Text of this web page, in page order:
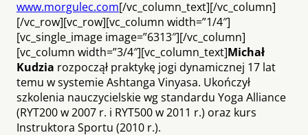
www.morgulec.com[/vc_column_text][/vc_column]
[/vc_row][vc_row][vc_column width=”1/4″]
[vc_single_image image=”6313″][/vc_column]
[vc_column width=”3/4″][vc_column_text]Michał
Kudzia rozpoczął praktykę jogi dynamicznej 17 lat
temu w systemie Ashtanga Vinyasa. Ukończył
szkolenia nauczycielskie wg standardu Yoga Alliance
(RYT200 w 2007 r. i RYT500 w 2011 r.) oraz kurs
Instruktora Sportu (2010 r.).